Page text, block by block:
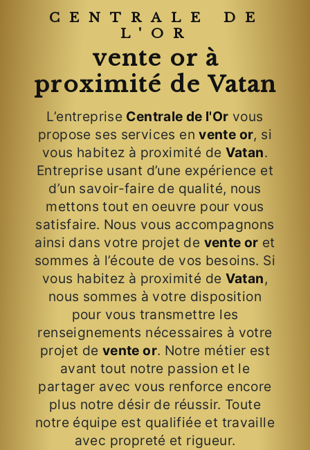
CENTRALE DE
L'OR
vente or à
proximité de Vatan
L’entreprise Centrale de l'Or vous
propose ses services envente or, si
vous habitez à proximité de Vatan.
Entreprise usant d’une expérience et
d’un savoir-faire de qualité, nous
mettons tout en oeuvre pour vous
satisfaire. Nous vous accompagnons
ainsi dans votre projet de vente or et
sommes à l’écoute de vos besoins. Si
vous habitez à proximité de Vatan,
nous sommes à votre disposition
pour vous transmettre les
renseignements nécessaires à votre
projet de vente or. Notre métier est
avant tout notre passion et le
partager avec vous renforce encore
plus notre désir de réussir. Toute
notre équipe est qualifiée et travaille
avec propreté et rigueur.